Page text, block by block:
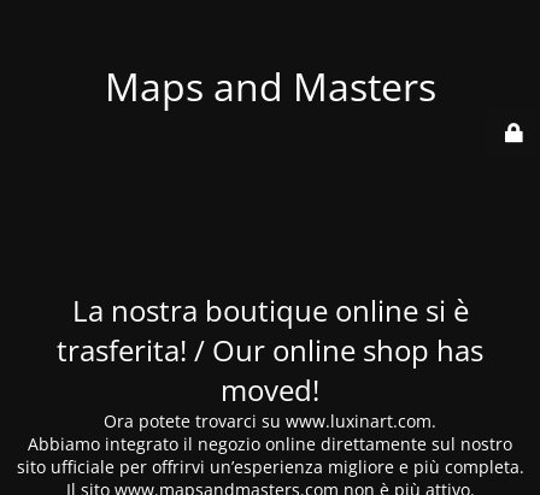
Maps and Masters
La nostra boutique online si è
trasferita! / Our online shop has
moved!
Ora potete trovarci su www.luxinart.com.
Abbiamo integrato il negozio online direttamente sul nostro
sito ufficiale per offrirvi un’esperienza migliore e più completa.
Il sito www.mapsandmasters.com non è più attivo.